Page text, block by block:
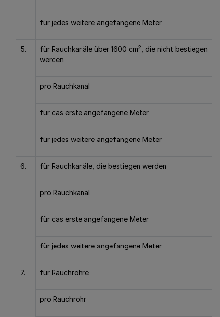
für jedes weitere angefangene Meter
5. für Rauchkanäle über 1600 cm2
, die nicht bestiegen
werden
pro Rauchkanal
für das erste angefangene Meter
für jedes weitere angefangene Meter
6. für Rauchkanäle, die bestiegen werden
pro Rauchkanal
für das erste angefangene Meter
für jedes weitere angefangene Meter
7. für Rauchrohre
pro Rauchrohr